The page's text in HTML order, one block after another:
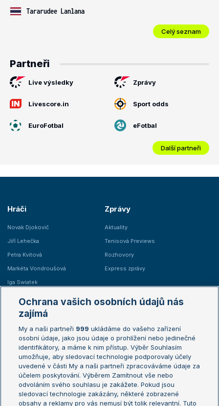
Tararudee Lanlana
Celý seznam
Partneři
Live výsledky Zprávy
Livescore.in Sport odds
EuroFotbal eFotbal
Další partneři
Hráči
Novak Djokovič
Jiří Lehečka
Petra Kvitová
Markéta Vondroušová
Iga Swiatek
Zprávy
Aktuality
Tenisová Previews
Rozhovory
Express zprávy
Žebříčky
Žebříček ATP (muži)
Žebříček WTA (ženy)
Sázkařský žebříček
Australian Open
French Open
Wimbledon
US Open
Turnaj mistrů
Turnaj mistryň
Ochrana vašich osobních údajů nás
zajímá
My a naši partneři 999 ukládáme do vašeho zařízení
osobní údaje, jako jsou údaje o prohlížení nebo jedinečné
identifikátory, a máme k nim přístup. Výběr Souhlasím
umožňuje, aby sledovací technologie podporovaly účely
uvedené v části My a naši partneři zpracováváme údaje za
účelem poskytování. Výběrem Zamítnout vše nebo
odvoláním svého souhlasu je zakážete. Pokud jsou
sledovací technologie zakázány, některé zobrazené
obsahy a reklamy pro vás nemusí být tolik relevantní. Tuto